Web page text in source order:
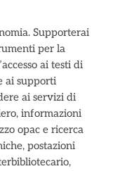
Supporterai
per la
ai testi di
ai supporti
ai servizi di
informazioni
opac e ricerca
postazioni